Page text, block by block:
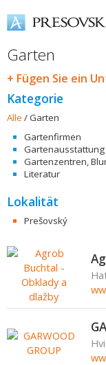
Garten
+ Fügen Sie ein
Kategorie
Alle /Garten
Gartenfirmen
Gartenausstattung
Gartenzentren,
Literatur
Lokalität
Prešovský